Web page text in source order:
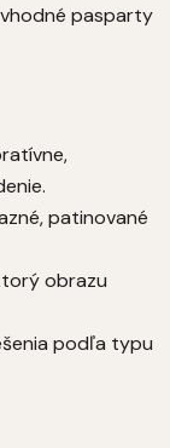
pasparty
patinované
obrazu
podľa typu